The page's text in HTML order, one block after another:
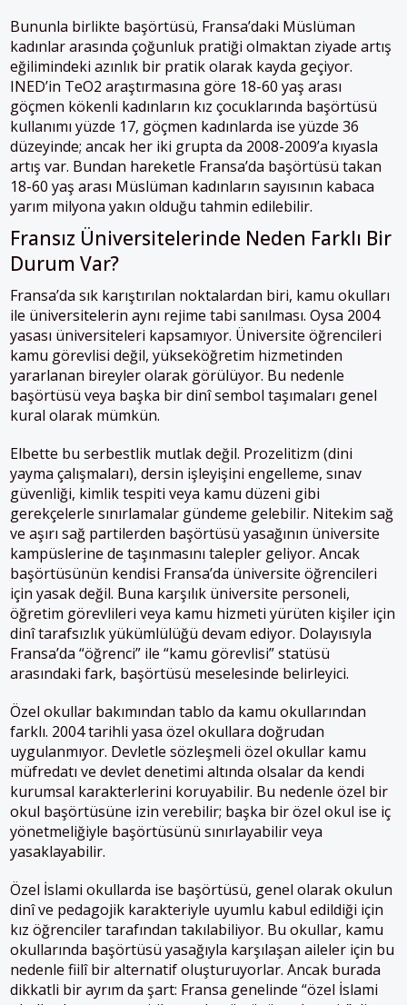
Bununla birlikte başörtüsü, Fransa’daki Müslüman
kadınlar arasında çoğunluk pratiği olmaktan ziyade artış
eğilimindeki azınlık bir pratik olarak kayda geçiyor.
INED’in TeO2 araştırmasına göre 18-60 yaş arası
göçmen kökenli kadınların kız çocuklarında başörtüsü
kullanımı yüzde 17, göçmen kadınlarda ise yüzde 36
düzeyinde; ancak her iki grupta da 2008-2009’a kıyasla
artış var. Bundan hareketle Fransa’da başörtüsü takan
18-60 yaş arası Müslüman kadınların sayısının kabaca
yarım milyona yakın olduğu tahmin edilebilir.
Fransız Üniversitelerinde Neden Farklı Bir
Durum Var?
Fransa’da sık karıştırılan noktalardan biri, kamu okulları
ile üniversitelerin aynı rejime tabi sanılması. Oysa 2004
yasası üniversiteleri kapsamıyor. Üniversite öğrencileri
kamu görevlisi değil, yükseköğretim hizmetinden
yararlanan bireyler olarak görülüyor. Bu nedenle
başörtüsü veya başka bir dinî sembol taşımaları genel
kural olarak mümkün.
Elbette bu serbestlik mutlak değil. Prozelitizm (dini
yayma çalışmaları), dersin işleyişini engelleme, sınav
güvenliği, kimlik tespiti veya kamu düzeni gibi
gerekçelerle sınırlamalar gündeme gelebilir. Nitekim sağ
ve aşırı sağ partilerden başörtüsü yasağının üniversite
kampüslerine de taşınmasını talepler geliyor. Ancak
başörtüsünün kendisi Fransa’da üniversite öğrencileri
için yasak değil. Buna karşılık üniversite personeli,
öğretim görevlileri veya kamu hizmeti yürüten kişiler için
dinî tarafsızlık yükümlülüğü devam ediyor. Dolayısıyla
Fransa’da “öğrenci” ile “kamu görevlisi” statüsü
arasındaki fark, başörtüsü meselesinde belirleyici.
Özel okullar bakımından tablo da kamu okullarından
farklı. 2004 tarihli yasa özel okullara doğrudan
uygulanmıyor. Devletle sözleşmeli özel okullar kamu
müfredatı ve devlet denetimi altında olsalar da kendi
kurumsal karakterlerini koruyabilir. Bu nedenle özel bir
okul başörtüsüne izin verebilir; başka bir özel okul ise iç
yönetmeliğiyle başörtüsünü sınırlayabilir veya
yasaklayabilir.
Özel İslami okullarda ise başörtüsü, genel olarak okulun
dinî ve pedagojik karakteriyle uyumlu kabul edildiği için
kız öğrenciler tarafından takılabiliyor. Bu okullar, kamu
okullarında başörtüsü yasağıyla karşılaşan aileler için bu
nedenle fiilî bir alternatif oluşturuyorlar. Ancak burada
dikkatli bir ayrım da şart: Fransa genelinde “özel İslami